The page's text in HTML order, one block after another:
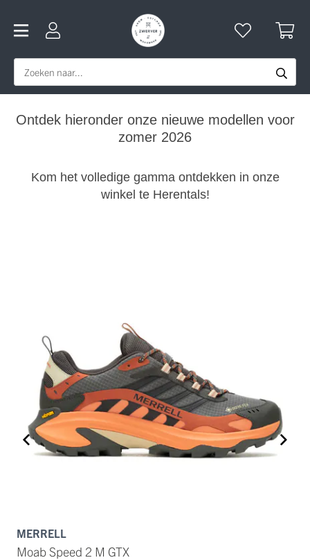
Ontdek hieronder onze nieuwe modellen voor
zomer 2026
Kom het volledige gamma ontdekken in onze
winkel te Herentals!
MERRELL
Moab Speed 2 M GTX